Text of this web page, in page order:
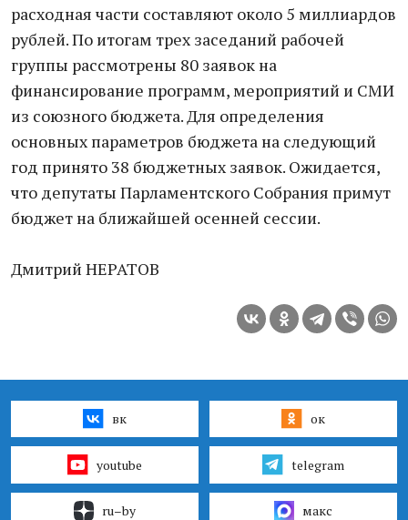
расходная части составляют около 5 миллиардов
рублей. По итогам трех заседаний рабочей
группы рассмотрены 80 заявок на
финансирование программ, мероприятий и СМИ
из союзного бюджета. Для определения
основных параметров бюджета на следующий
год принято 38 бюджетных заявок. Ожидается,
что депутаты Парламентского Собрания примут
бюджет на ближайшей осенней сессии.
Дмитрий НЕРАТОВ
вк ок
youtube telegram
ru–by макс